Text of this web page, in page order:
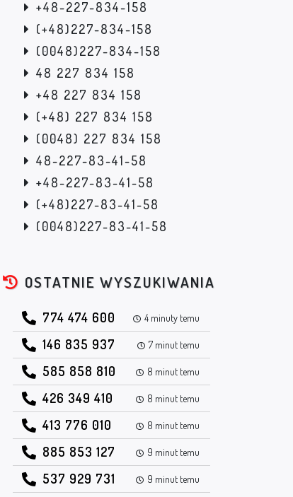
+48-227-834-158
(+48)227-834-158
(0048)227-834-158
48 227 834 158
+48 227 834 158
(+48) 227 834 158
(0048) 227 834 158
48-227-83-41-58
+48-227-83-41-58
(+48)227-83-41-58
(0048)227-83-41-58
OSTATNIE WYSZUKIWANIA
774 474 600 4 minuty temu
146 835 937 7 minut temu
585 858 810 8 minut temu
426 349 410 8 minut temu
413 776 010 8 minut temu
885 853 127 9 minut temu
537 929 731 9 minut temu